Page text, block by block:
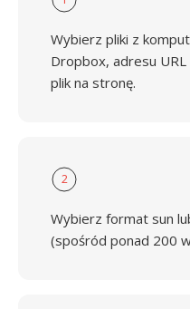
Wybierz pliki z
Dropbox, adresu
plik na stronę.
2
Wybierz format sun
(spośród ponad 200